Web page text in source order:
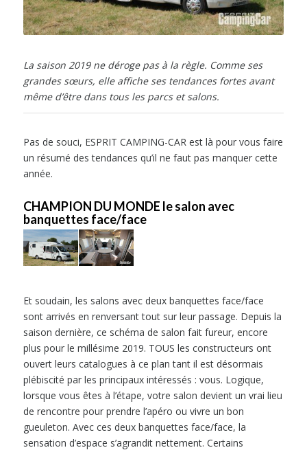
La saison 2019 ne déroge pas à la règle. Comme ses
grandes sœurs, elle affiche ses tendances fortes avant
même d’être dans tous les parcs et salons.
Pas de souci, ESPRIT CAMPING-CAR est là pour vous faire
un résumé des tendances qu’il ne faut pas manquer cette
année.
CHAMPION DU MONDE le salon avec
banquettes face/face
Et soudain, les salons avec deux banquettes face/face
sont arrivés en renversant tout sur leur passage. Depuis la
saison dernière, ce schéma de salon fait fureur, encore
plus pour le millésime 2019. TOUS les constructeurs ont
ouvert leurs catalogues à ce plan tant il est désormais
plébiscité par les principaux intéressés : vous. Logique,
lorsque vous êtes à l’étape, votre salon devient un vrai lieu
de rencontre pour prendre l’apéro ou vivre un bon
gueuleton. Avec ces deux banquettes face/face, la
sensation d’espace s’agrandit nettement. Certains